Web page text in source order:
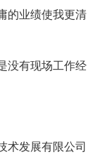
的业绩使我更清
没有现场工作经
术发展有限公司